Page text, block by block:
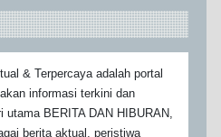
& Terpercaya adalah portal
informasi terkini dan
utama BERITA DAN HIBURAN,
berita aktual, peristiwa